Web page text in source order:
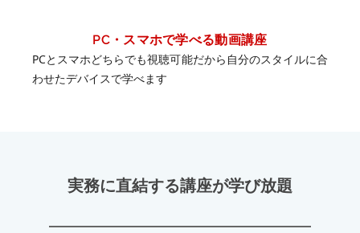
PC・スマホで学べる動画講座
PCとスマホどちらでも視聴可能だから自分のスタイルに合
わせたデバイスで学べます
実務に直結する講座が学び放題